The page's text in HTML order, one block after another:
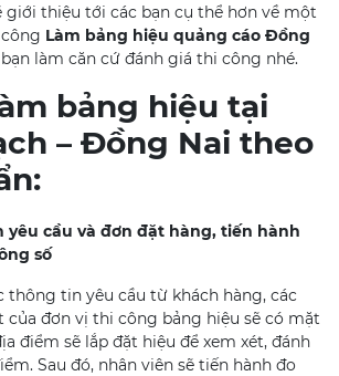
giới thiệu tới các bạn cụ thể hơn về một
Làm bảng hiệu quảng cáo Đồng
làm căn cứ đánh giá thi công nhé.
bảng hiệu tại
– Đồng Nai theo
yêu cầu và đơn đặt hàng, tiến hành
số
thông tin yêu cầu từ khách hàng, các
của đơn vị thi công bảng hiệu sẽ có mặt
điểm sẽ lắp đặt hiệu để xem xét, đánh
Sau đó, nhân viên sẽ tiến hành đo